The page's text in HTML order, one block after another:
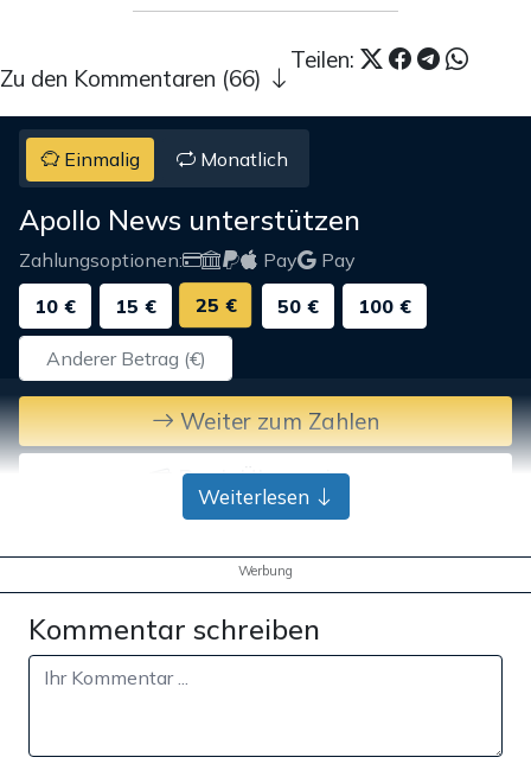
Teilen:
Zu den Kommentaren (66)
Einmalig Monatlich
Apollo News unterstützen
Zahlungsoptionen: Pay
Pay
10 €
15 € 25 € 50 € 100 €
Weiter zum Zahlen
Bank-Überweisung
Weiterlesen
Werbung
Kommentar schreiben